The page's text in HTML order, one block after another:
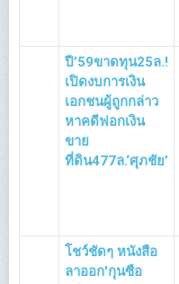
ปี’59ขาดทุน25ล.!
เปิดงบการเงิน
เอกชนผู้ถูกกล่าว
หาคดีฟอกเงิน
ขาย
ที่ดิน477ล.‘ศุภชัย’
โชว์ชัดๆ หนังสือ
ลาออก'กุนซือ